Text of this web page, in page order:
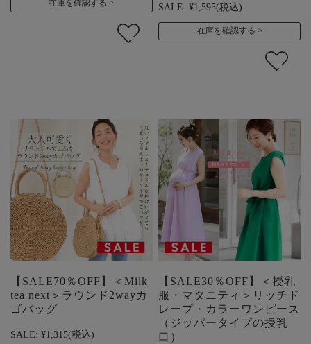
在庫を確認する SALE: ¥1,595(税込)
在庫を確認する
【SALE70％OFF】＜Milk
tea next＞ラウンド2wayカ
ゴバッグ
SALE: ¥1,315(税込)
【SALE30％OFF】＜授乳
服・マタニティ＞リッチド
レープ・カラーワンピース
（ジッパータイプの授乳
口）